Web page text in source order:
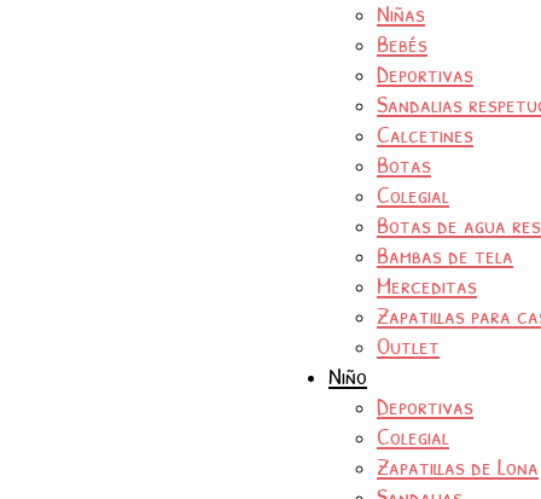
Niñas
Bebés
Deportivas
Sandalias
Calcetines
Botas
Colegial
Botas de agua
Bambas de tela
Merceditas
Zapatillas para
Outlet
Niño
Deportivas
Colegial
Zapatillas de Lona